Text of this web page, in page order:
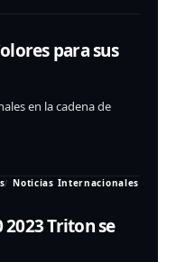
para sus
en la cadena de
Noticias Internacionales
Triton se